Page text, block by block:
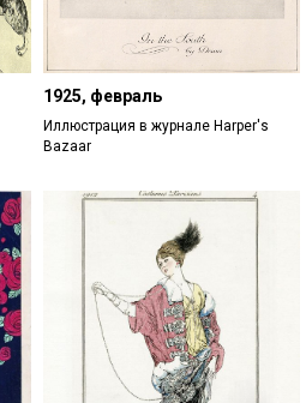
1925, февраль
Иллюстрация в журнале Harper's
Bazaar